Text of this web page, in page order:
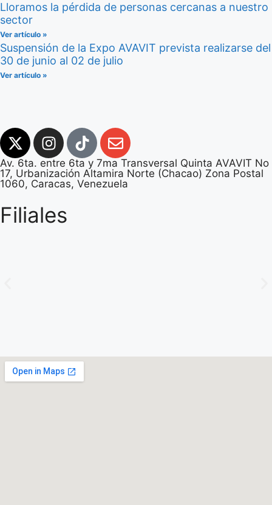
Lloramos la pérdida de personas cercanas a nuestro
sector
Ver artículo »
Suspensión de la Expo AVAVIT prevista realizarse del
30 de junio al 02 de julio
Ver artículo »
Av. 6ta. entre 6ta y 7ma Transversal Quinta AVAVIT No
17, Urbanización Altamira Norte (Chacao) Zona Postal
1060, Caracas, Venezuela
Filiales